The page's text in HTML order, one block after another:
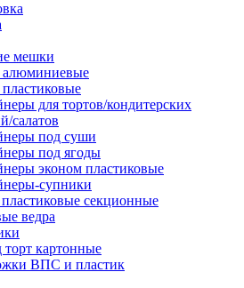
мешки
алюминиевые
для тортов/кондитерских
салатов
под суши
под ягоды
эконом пластиковые
супники
секционные
ведра
картонные
ВПС и пластик